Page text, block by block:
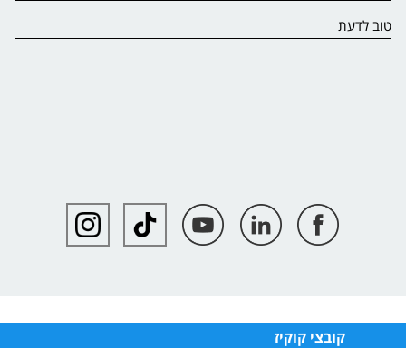
קובצי קוקיז
טוב לדעת